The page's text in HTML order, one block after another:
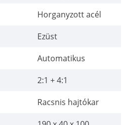
Horganyzott acél
Ezüst
Automatikus
2:1 + 4:1
Racsnis hajtókar